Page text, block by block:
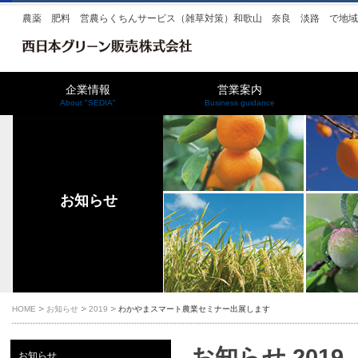
農薬 肥料 営農らくちんサービス（雑草対策）和歌山 奈良 淡路 で地
企業情報
About "SEDIA"
営業案内
Business guidance
お知らせ
HOME お知らせ 2019 わかやまスマート農業セミナー出展します
お知らせ